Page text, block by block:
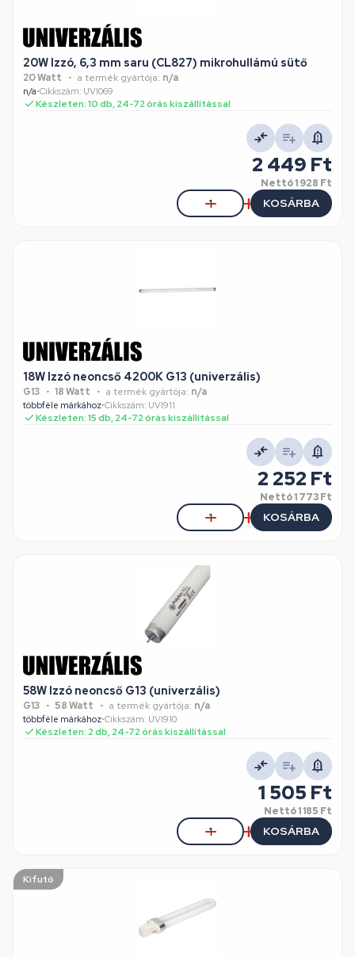
20W Izzó, 6,3 mm saru (CL827) mikrohullámú sütő
20 Watt a termék gyártója: n/a
n/a•Cikkszám: UVI069
Készleten: 10 db, 24-72 órás kiszállítással
2 449 Ft
Nettó1 928 Ft
KOSÁRBA
18W Izzó neoncső 4200K G13 (univerzális)
G13 18 Watt a termék gyártója: n/a
többféle márkához•Cikkszám: UVI911
Készleten: 15 db, 24-72 órás kiszállítással
2 252 Ft
Nettó1 773 Ft
KOSÁRBA
58W Izzó neoncső G13 (univerzális)
G13 58 Watt a termék gyártója: n/a
többféle márkához•Cikkszám: UVI910
Készleten: 2 db, 24-72 órás kiszállítással
1 505 Ft
Nettó1 185 Ft
KOSÁRBA
Kifutó